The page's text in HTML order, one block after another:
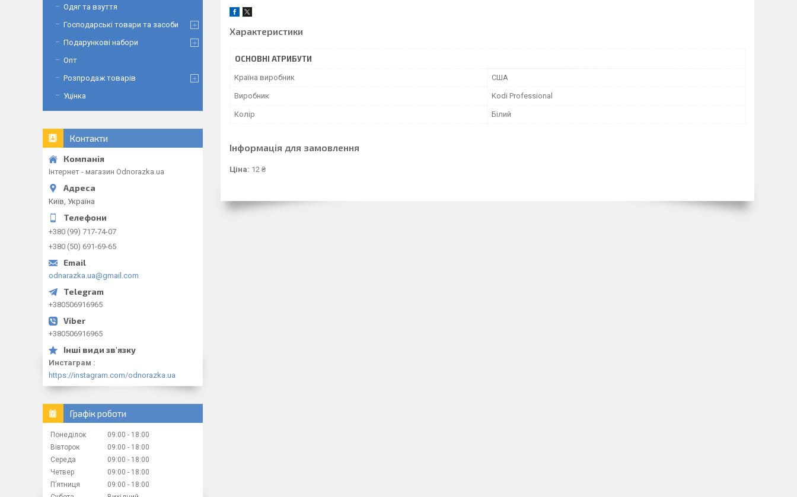
Характеристики
ОСНОВНІ АТРИБУТИ
Країна виробник США
Виробник Kodi Professional
Колір Білий
Інформація для замовлення
Ціна: 12 ₴
Одяг та взуття
Господарські товари та засоби
Подарункові набори
Опт
Розпродаж товарів
Уцінка
Контакти
Інтернет - магазин Odnorazka.ua
Київ, Україна
+380 (99) 717-74-07
+380 (50) 691-69-65
odnarazka.ua@gmail.com
+380506916965
+380506916965
Инстаграм
https://instagram.com/odnorazka.ua
Графік роботи
Понеділок 09:00
18:00
Вівторок
09:00
18:00
Середа
09:00
18:00
Четвер
09:00
18:00
Пʼятниця
09:00
18:00